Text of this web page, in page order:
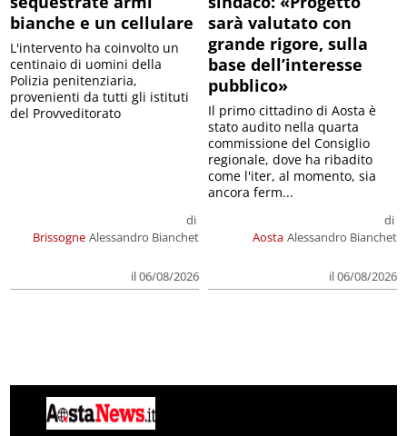
bianche e un cellulare
Brissogne
di
Alessandro Bianchet
il 06/08/2026
L'intervento ha coinvolto un
centinaio di uomini della
Polizia penitenziaria,
provenienti da tutti gli istituti
del Provveditorato
sarà valutato con
grande rigore, sulla
base dell’interesse
pubblico»
Aosta
di
Alessandro Bianchet
il 06/08/2026
Il primo cittadino di Aosta è
stato audito nella quarta
commissione del Consiglio
regionale, dove ha ribadito
come l'iter, al momento, sia
ancora ferm...